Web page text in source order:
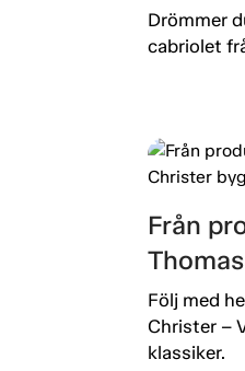
Drömmer
cabriolet
Från
Volvo-
Följ med
Christer –
klassiker.